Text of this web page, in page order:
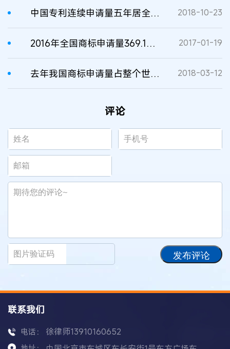
中国专利连续申请量五年居全球之首 2018-10-23
2016年全国商标申请量369.1万件，网上申请量占81.3% 2017-01-19
去年我国商标申请量占整个世界商标申请量的80% 2018-03-12
评论
发布评论
联系我们
电话： 徐律师13910160652